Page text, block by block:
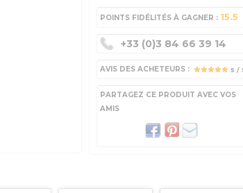
POINTS FIDÉLITÉS À GAGNER : 15.5
+33 (0)3 84 66 39 14
AVIS DES ACHETEURS : 5 /
PARTAGEZ CE PRODUIT AVEC VOS
AMIS